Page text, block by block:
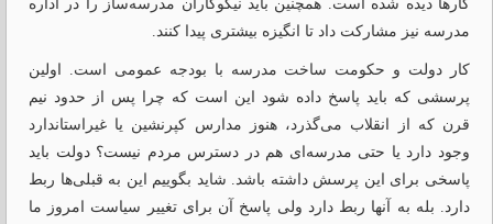
کارها دیده شده است. همچنین باید نیکوکاران مدرسه‌ساز را در اداره
مدرسه نیز مشارکت داد تا انگیزه بیشتری پیدا کنند.
کار دولت و حکومت ساخت مدرسه با بودجه عمومی است. اولین
پرسشی که باید پاسخ داده شود این است که چرا پس از حدود نیم
قرن که از انقلاب می‌گذرد، هنوز مدارس کپرنشین یا غیراستاندارد
وجود دارد یا حتی مدرسه‌ای هم در دسترس مردم نیست؟ دولت باید
پاسخی برای این پرسش داشته باشد. شاید بگوییم این به قبلی‌ها ربط
دارد. بله به آنها ربط دارد ولی پاسخ آن برای تغییر سیاست امروز ما